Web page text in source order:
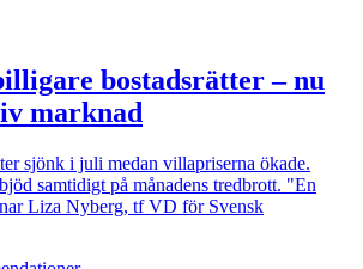
bostadsrätter – nu
marknad
sjönk i juli medan villapriserna ökade.
samtidigt på månadens tredbrott. "En
Liza Nyberg, tf VD för Svensk